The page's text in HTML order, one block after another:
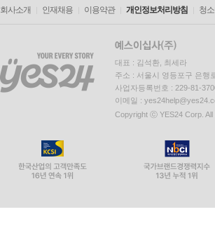
회사소개 인재채용 이용약관 개인정보처리방침 청
대표 : 김석환, 최세라
주소 : 서울시 영등포구 은행
사업자등록번호 : 229-81-
이메일 :
Copyright ⓒ YES24 Corp. All